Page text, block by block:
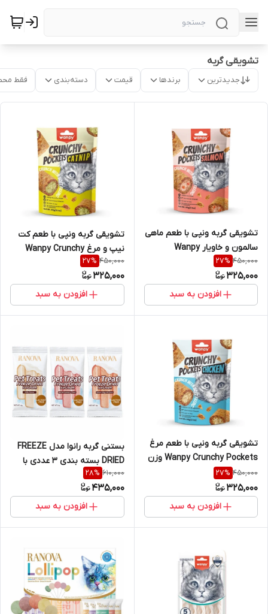
تشویقی گربه
جدیدترین برندها قیمت دسته‌بندی فقط
تشویقی گربه ونپی با طعم ماهی
سالمون و خاویار Wanpy
Crunchy Pockets وزن 60 گرم
450,000
27%
325,000
افزودن به سبد
تشویقی گربه ونپی با طعم کت
نیپ و مرغ Wanpy Crunchy
Pockets وزن 60 گرم
450,000
27%
325,000
افزودن به سبد
تشویقی گربه ونپی با طعم مرغ
Wanpy Crunchy Pockets وزن
60 گرم
450,000
27%
325,000
افزودن به سبد
بستنی گربه رانوا مدل FREEZE
DRIED بسته بندی ٣ عددی با
طعم های شیر بدون لاکتوز -
ماهی سالمون و زرده تخم مرغ -
گوشت و کرنبری
610,000
28%
435,000
افزودن به سبد